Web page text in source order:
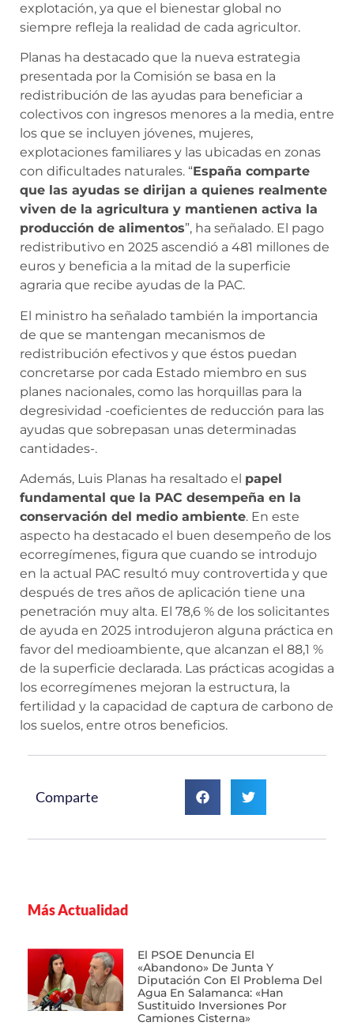
explotación, ya que el bienestar global no
siempre refleja la realidad de cada agricultor.
Planas ha destacado que la nueva estrategia
presentada por la Comisión se basa en la
redistribución de las ayudas para beneficiar a
colectivos con ingresos menores a la media, entre
los que se incluyen jóvenes, mujeres,
explotaciones familiares y las ubicadas en zonas
con dificultades naturales. “España comparte
que las ayudas se dirijan a quienes realmente
viven de la agricultura y mantienen activa la
producción de alimentos”, ha señalado. El pago
redistributivo en 2025 ascendió a 481 millones de
euros y beneficia a la mitad de la superficie
agraria que recibe ayudas de la PAC.
El ministro ha señalado también la importancia
de que se mantengan mecanismos de
redistribución efectivos y que éstos puedan
concretarse por cada Estado miembro en sus
planes nacionales, como las horquillas para la
degresividad -coeficientes de reducción para las
ayudas que sobrepasan unas determinadas
cantidades-.
Además, Luis Planas ha resaltado el papel
fundamental que la PAC desempeña en la
conservación del medio ambiente. En este
aspecto ha destacado el buen desempeño de los
ecorregímenes, figura que cuando se introdujo
en la actual PAC resultó muy controvertida y que
después de tres años de aplicación tiene una
penetración muy alta. El 78,6 % de los solicitantes
de ayuda en 2025 introdujeron alguna práctica en
favor del medioambiente, que alcanzan el 88,1 %
de la superficie declarada. Las prácticas acogidas a
los ecorregímenes mejoran la estructura, la
fertilidad y la capacidad de captura de carbono de
los suelos, entre otros beneficios.
Comparte
Más Actualidad
El PSOE Denuncia El
«abandono» De Junta Y
Diputación Con El Problema Del
Agua En Salamanca: «Han
Sustituido Inversiones Por
Camiones Cisterna»